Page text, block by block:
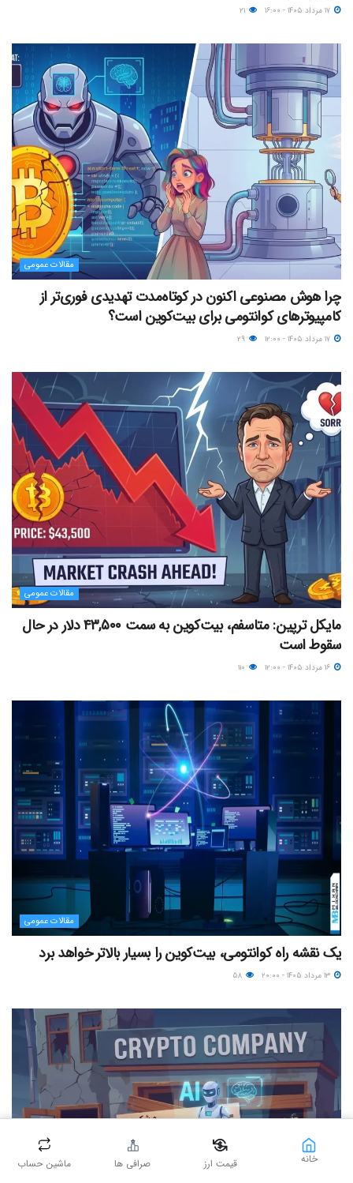
مقالات عمومی
چرا هوش مصنوعی اکنون در کوتاه‌مدت تهدیدی فوری‌تر از
کامپیوترهای کوانتومی برای بیت‌کوین است؟
مقالات عمومی
مایکل ترپین: متاسفم، بیت‌کوین به سمت ۴۳,۵۰۰ دلار در حال
سقوط است
مقالات عمومی
یک نقشه راه کوانتومی، بیت‌کوین را بسیار بالاتر خواهد برد
خانه قیمت ارز صرافی ها ماشین حساب